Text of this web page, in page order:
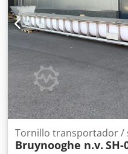
Tornillo transportador /
Bruynooghe n.v. SH-